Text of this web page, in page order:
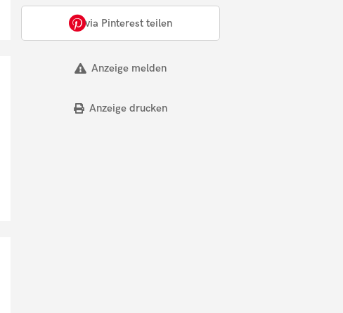
via Pinterest teilen
Anzeige melden
Anzeige drucken